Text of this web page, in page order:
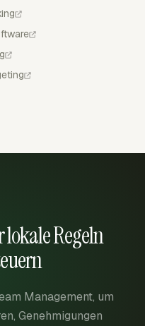
Regeln
Management, um
Genehmigungen